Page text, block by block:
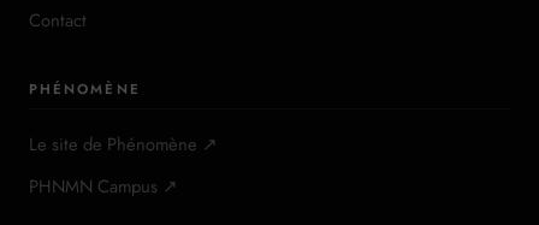
Contact
PHÉNOMÈNE
Le site de Phénomène ↗
PHNMN Campus ↗